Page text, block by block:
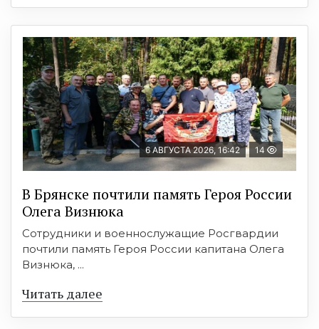
6 АВГУСТА 2026, 16:42 14
В Брянске почтили память Героя России
Олега Визнюка
Сотрудники и военнослужащие Росгвардии
почтили память Героя России капитана Олега
Визнюка, ...
Читать далее